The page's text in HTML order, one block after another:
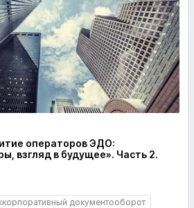
операторов ЭДО:
взгляд в будущее». Часть 2.
документооборот